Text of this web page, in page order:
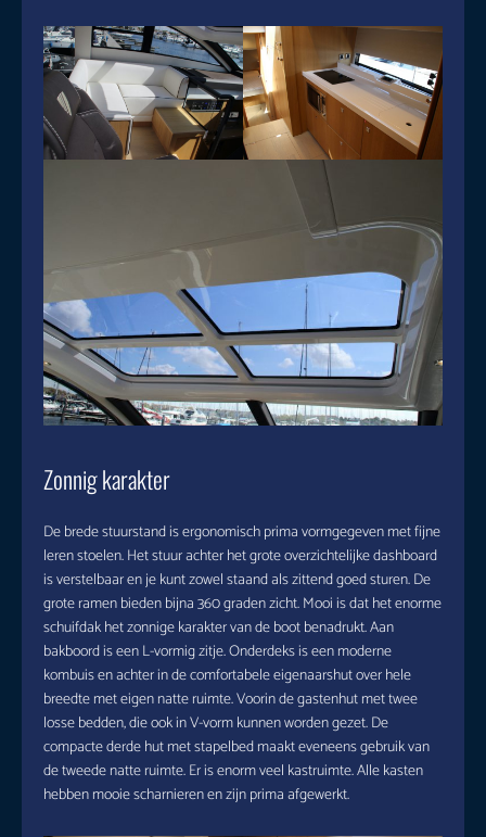
Zonnig karakter
De brede stuurstand is ergonomisch prima vormgegeven met fijne
leren stoelen. Het stuur achter het grote overzichtelijke dashboard
is verstelbaar en je kunt zowel staand als zittend goed sturen. De
grote ramen bieden bijna 360 graden zicht. Mooi is dat het enorme
schuifdak het zonnige karakter van de boot benadrukt. Aan
bakboord is een L-vormig zitje. Onderdeks is een moderne
kombuis en achter in de comfortabele eigenaarshut over hele
breedte met eigen natte ruimte. Voorin de gastenhut met twee
losse bedden, die ook in V-vorm kunnen worden gezet. De
compacte derde hut met stapelbed maakt eveneens gebruik van
de tweede natte ruimte. Er is enorm veel kastruimte. Alle kasten
hebben mooie scharnieren en zijn prima afgewerkt.